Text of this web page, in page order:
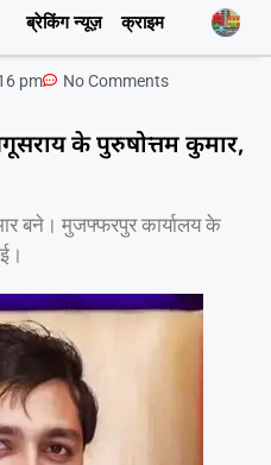
ब्रेकिंग न्यूज़ क्राइम
pm No Comments
के पुरुषोत्तम कुमार,
बने। मुजफ्फरपुर कार्यालय के